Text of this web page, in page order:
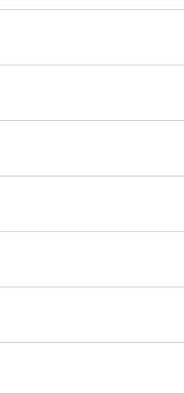
Se alla försäkringar